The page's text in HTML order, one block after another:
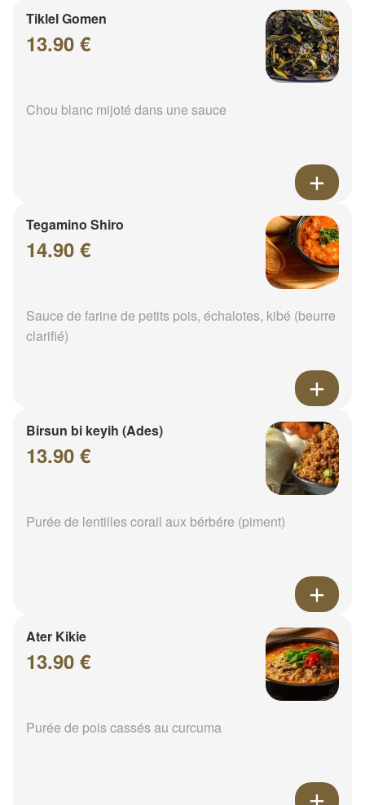
Tiklel Gomen
13.90 €
Chou blanc mijoté dans une sauce
Tegamino Shiro
14.90 €
Sauce de farine de petits pois, échalotes, kibé (beurre
clarifié)
Birsun bi keyih (Ades)
13.90 €
Purée de lentilles corail aux bérbére (piment)
Ater Kikie
13.90 €
Purée de pois cassés au curcuma